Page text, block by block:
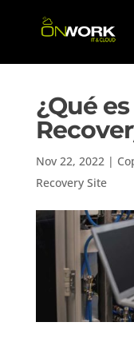
¿Qué
Nov 22, 2022|
Recovery Site